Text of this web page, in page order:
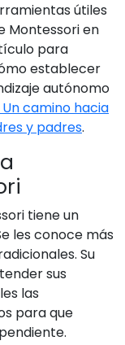
útiles
Montessori en
para
establecer
autónomo
camino hacia
y padres.
tiene un
les conoce más
Su
sus
las
para que